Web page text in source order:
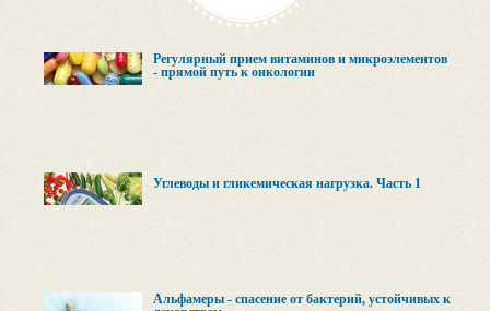
Регулярный прием витаминов и микроэлементов
- прямой путь к онкологии
Углеводы и гликемическая нагрузка. Часть 1
Альфамеры - спасение от бактерий, устойчивых к